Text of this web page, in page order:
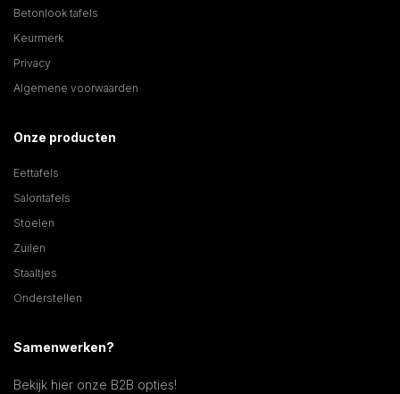
Betonlook tafels
Keurmerk
Privacy
Algemene voorwaarden
Onze producten
Eettafels
Salontafels
Stoelen
Zuilen
Staaltjes
Onderstellen
Samenwerken?
Bekijk hier onze B2B opties!